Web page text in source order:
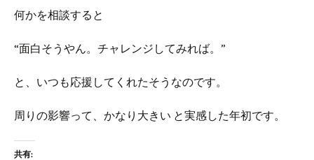
何かを相談すると
“面白そうやん。チャレンジしてみれば。”
と、いつも応援してくれたそうなのです。
周りの影響って、かなり大きい と実感した年初です。
共有: